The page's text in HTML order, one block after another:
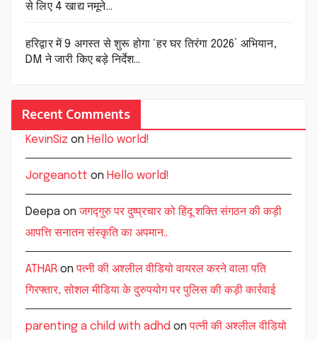
से लिए 4 खाद्य नमूने…
हरिद्वार में 9 अगस्त से शुरू होगा ‘हर घर तिरंगा 2026’ अभियान,
DM ने जारी किए बड़े निर्देश…
Recent Comments
KevinSiz on Hello world!
Jorgeanott on Hello world!
Deepa onजगद्गुरु पर दुष्प्रचार को हिंदू शक्ति संगठन की कड़ी
आपत्ति सनातन संस्कृति का अपमान..
ATHAR onपत्नी की अश्लील वीडियो वायरल करने वाला पति
गिरफ्तार, सोशल मीडिया के दुरुपयोग पर पुलिस की कड़ी कार्रवाई
parenting a child with adhd onपत्नी की अश्लील वीडियो